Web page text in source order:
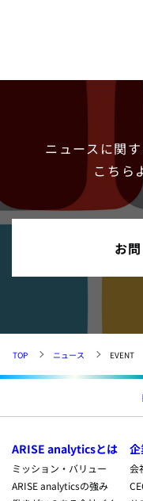
ニュースに関
こちら
お
TOP ニュース EVENT
ARISE analyticsとは
ミッション・バリュー
ARISE analyticsの強み
会